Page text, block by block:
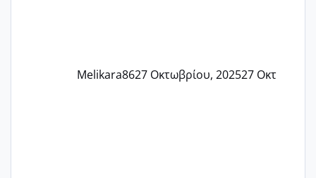
Melikara8627 Οκτωβρίου, 202527 Οκτ